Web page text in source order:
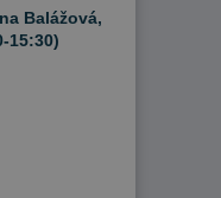
Balážová,
15:30)